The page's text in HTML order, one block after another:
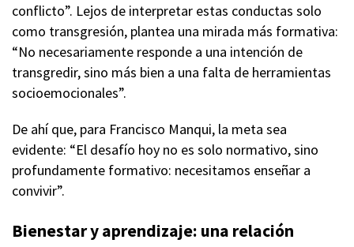
conflicto”. Lejos de interpretar estas conductas solo
como transgresión, plantea una mirada más formativa:
“No necesariamente responde a una intención de
transgredir, sino más bien a una falta de herramientas
socioemocionales”.
De ahí que, para Francisco Manqui, la meta sea
evidente: “El desafío hoy no es solo normativo, sino
profundamente formativo: necesitamos enseñar a
convivir”.
Bienestar y aprendizaje: una relación